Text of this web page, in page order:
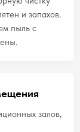
и запахов.
пыль с
залов,